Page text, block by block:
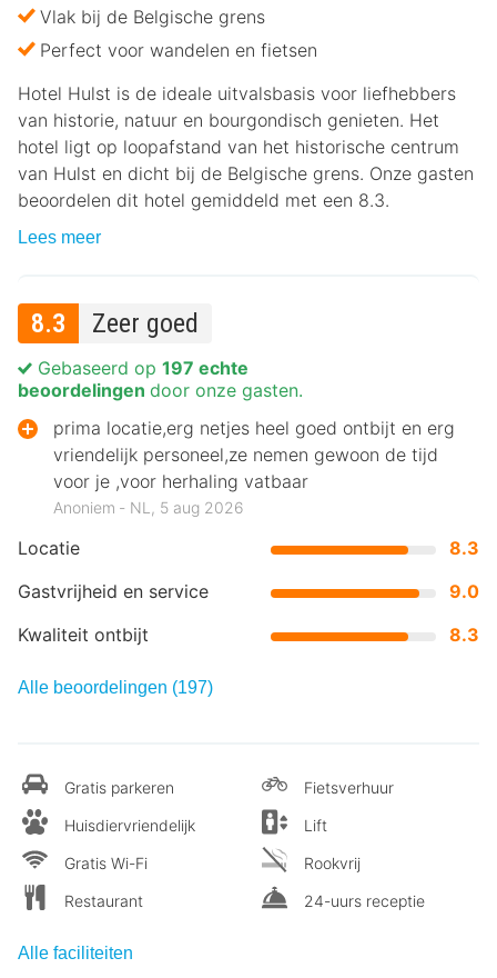
Vlak bij de Belgische grens
Perfect voor wandelen en fietsen
Hotel Hulst is de ideale uitvalsbasis voor liefhebbers
van historie, natuur en bourgondisch genieten. Het
hotel ligt op loopafstand van het historische centrum
van Hulst en dicht bij de Belgische grens. Onze gasten
beoordelen dit hotel gemiddeld met een 8.3.
Lees meer
8.3 Zeer goed
Locatie
8.3
Gastvrijheid en service
9.0
Kwaliteit ontbijt
8.3
Gebaseerd op 197 echte
beoordelingen door onze gasten.
prima locatie,erg netjes heel goed ontbijt en erg
vriendelijk personeel,ze nemen gewoon de tijd
voor je ,voor herhaling vatbaar
Anoniem ‐ NL, 5 aug 2026
Alle beoordelingen (197)
Gratis parkeren
Huisdiervriendelijk
Gratis Wi-Fi
Restaurant
Fietsverhuur
Lift
Rookvrij
24-uurs receptie
Alle faciliteiten